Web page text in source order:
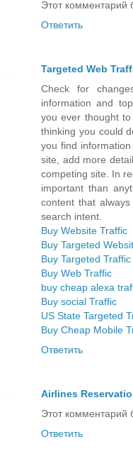
Этот комментарий
Ответить
Targeted Web
Check for
information and
you ever thought
thinking you could
you find
site, add more
competing site. In
important than
content that
search intent.
Buy Website Traffic
Buy Targeted
Buy Targeted Traffic
Buy Web Traffic
buy cheap alexa
Buy social Traffic
US State Targeted
Buy Cheap Mobile
Ответить
Airlines
Этот комментарий
Ответить